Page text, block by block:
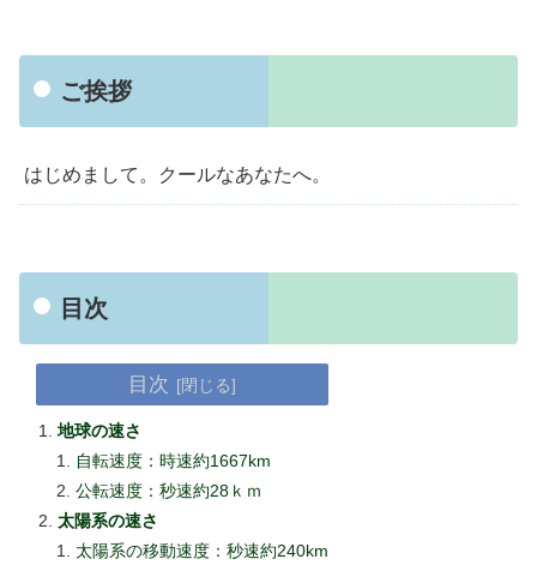
ご挨拶
はじめまして。クールなあなたへ。
目次
目次
地球の速さ
自転速度：時速約1667km
公転速度：秒速約28ｋｍ
太陽系の速さ
太陽系の移動速度：秒速約240km